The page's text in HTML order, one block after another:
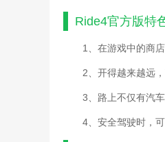
Ride4官方版特
1、在游戏中的商
2、开得越来越远
3、路上不仅有汽
4、安全驾驶时，